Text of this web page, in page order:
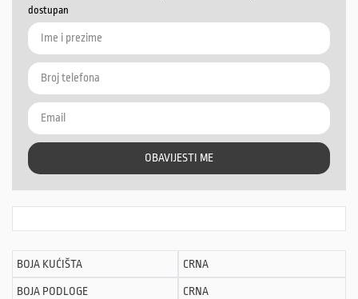
dostupan
OBAVIJESTI ME
BOJA KUĆIŠTA CRNA
BOJA PODLOGE CRNA